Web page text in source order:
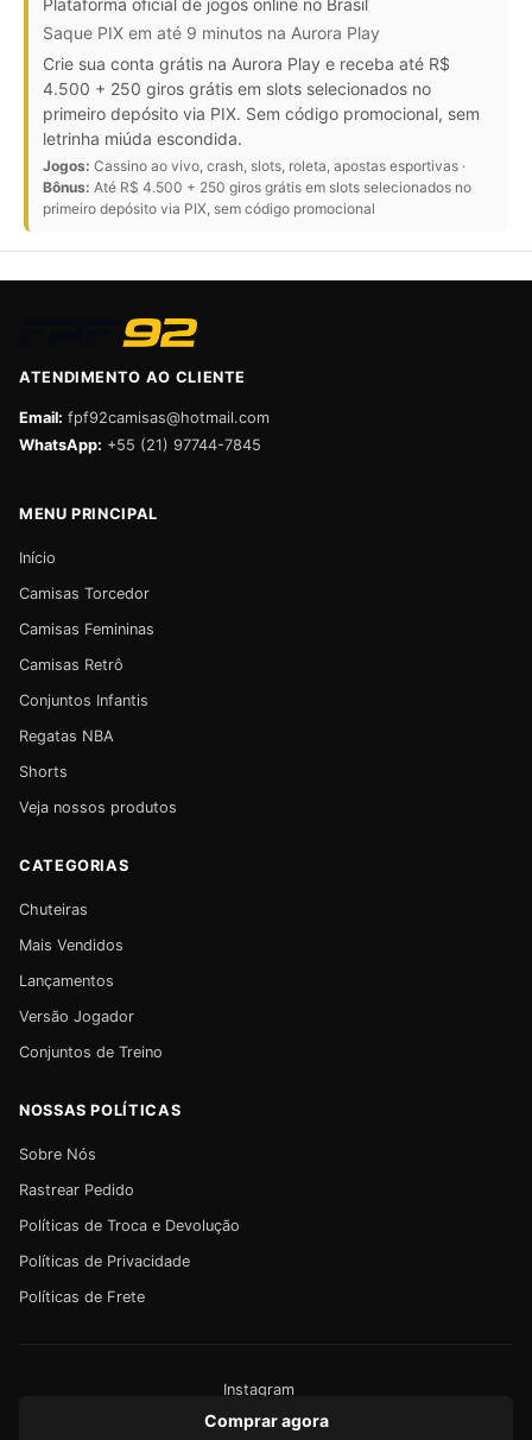
Comprar agora
Plataforma oficial de jogos online no Brasil
Saque PIX em até 9 minutos na Aurora Play
Crie sua conta grátis na Aurora Play e receba até R$
4.500 + 250 giros grátis em slots selecionados no
primeiro depósito via PIX. Sem código promocional, sem
letrinha miúda escondida.
Jogos: Cassino ao vivo, crash, slots, roleta, apostas esportivas ·
Bônus: Até R$ 4.500 + 250 giros grátis em slots selecionados no
primeiro depósito via PIX, sem código promocional
ATENDIMENTO AO CLIENTE
Email: fpf92camisas@hotmail.com
WhatsApp: +55 (21) 97744-7845
MENU PRINCIPAL
Início
Camisas Torcedor
Camisas Femininas
Camisas Retrô
Conjuntos Infantis
Regatas NBA
Shorts
Veja nossos produtos
CATEGORIAS
Chuteiras
Mais Vendidos
Lançamentos
Versão Jogador
Conjuntos de Treino
NOSSAS POLÍTICAS
Sobre Nós
Rastrear Pedido
Políticas de Troca e Devolução
Políticas de Privacidade
Políticas de Frete
Instagram
© FPF92